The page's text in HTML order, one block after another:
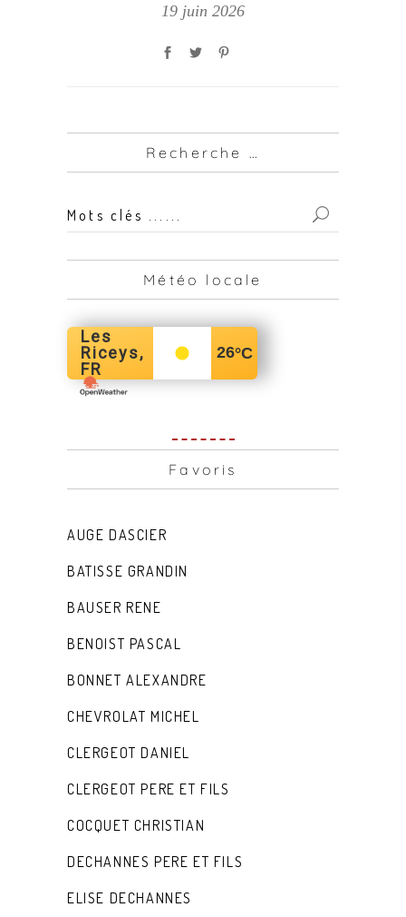
19 juin 2026
Recherche …
Mots
clés
...
Météo locale
Les
Riceys,
FR
26°C
Favoris
AUGE DASCIER
BATISSE GRANDIN
BAUSER RENE
BENOIST PASCAL
BONNET ALEXANDRE
CHEVROLAT MICHEL
CLERGEOT DANIEL
CLERGEOT PERE ET FILS
COCQUET CHRISTIAN
DECHANNES PERE ET FILS
ELISE DECHANNES